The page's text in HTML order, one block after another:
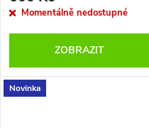
Momentálně nedostupné
ZOBRAZIT
Novinka